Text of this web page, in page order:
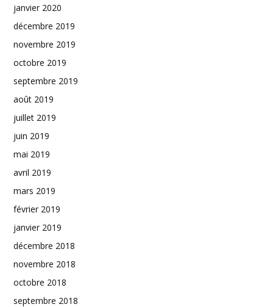
janvier 2020
décembre 2019
novembre 2019
octobre 2019
septembre 2019
août 2019
juillet 2019
juin 2019
mai 2019
avril 2019
mars 2019
février 2019
janvier 2019
décembre 2018
novembre 2018
octobre 2018
septembre 2018